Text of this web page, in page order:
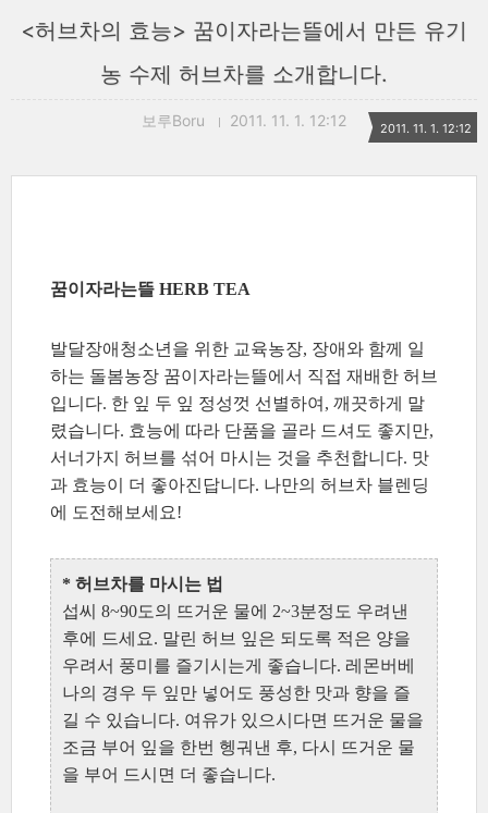
<허브차의 효능> 꿈이자라는뜰에서 만든 유기
농 수제 허브차를 소개합니다.
보루Boru 2011. 11. 1. 12:12 2011. 11. 1. 12:12
꿈이자라는뜰 HERB TEA
발달장애청소년을 위한 교육농장, 장애와 함께 일
하는 돌봄농장 꿈이자라는뜰에서 직접 재배한 허브
입니다. 한 잎 두 잎 정성껏 선별하여, 깨끗하게 말
렸습니다. 효능에 따라 단품을 골라 드셔도 좋지만,
서너가지 허브를 섞어 마시는 것을 추천합니다. 맛
과 효능이 더 좋아진답니다. 나만의 허브차 블렌딩
에 도전해보세요!
* 허브차를 마시는 법
섭씨 8~90도의 뜨거운 물에 2~3분정도 우려낸
후에 드세요. 말린 허브 잎은 되도록 적은 양을
우려서 풍미를 즐기시는게 좋습니다. 레몬버베
나의 경우 두 잎만 넣어도 풍성한 맛과 향을 즐
길 수 있습니다. 여유가 있으시다면 뜨거운 물을
조금 부어 잎을 한번 헹궈낸 후, 다시 뜨거운 물
을 부어 드시면 더 좋습니다.